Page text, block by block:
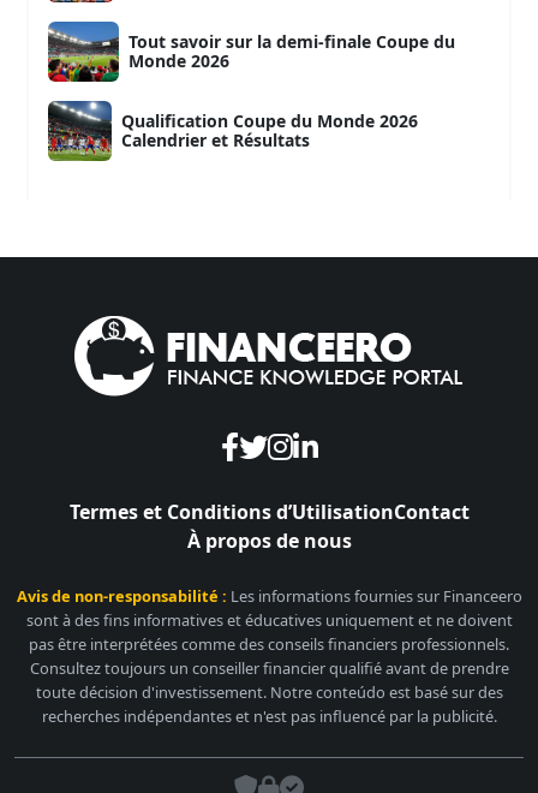
Tout savoir sur la demi-finale Coupe du
Monde 2026
Qualification Coupe du Monde 2026
Calendrier et Résultats
Termes et Conditions d’UtilisationContact
À propos de nous
Avis de non-responsabilité : Les informations fournies sur Financeero
sont à des fins informatives et éducatives uniquement et ne doivent
pas être interprétées comme des conseils financiers professionnels.
Consultez toujours un conseiller financier qualifié avant de prendre
toute décision d'investissement. Notre conteúdo est basé sur des
recherches indépendantes et n'est pas influencé par la publicité.